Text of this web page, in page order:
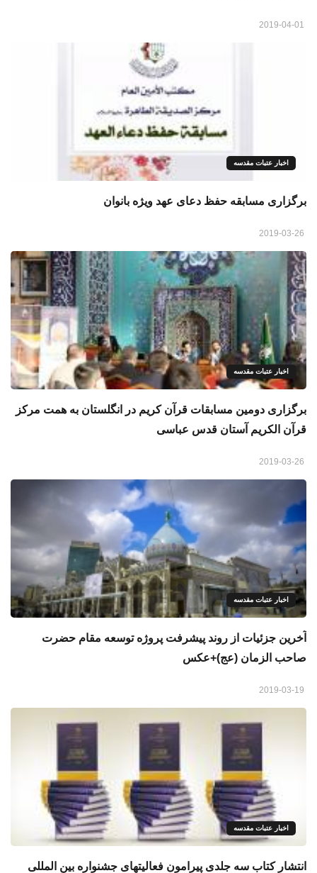
اخبار عتبات مقدسه
برگزاری مسابقه حفظ دعای عهد ویژه بانوان
اخبار عتبات مقدسه
برگزاری دومین مسابقات قرآن کریم در انگلستان به همت مرکز
قرآن الکریم آستان قدس عباسی
اخبار عتبات مقدسه
آخرین جزئیات از روند پیشرفت پروژه توسعه مقام حضرت
صاحب الزمان (عج)+عکس
اخبار عتبات مقدسه
انتشار کتاب سه جلدی پیرامون فعالیتهای جشنواره بین المللی